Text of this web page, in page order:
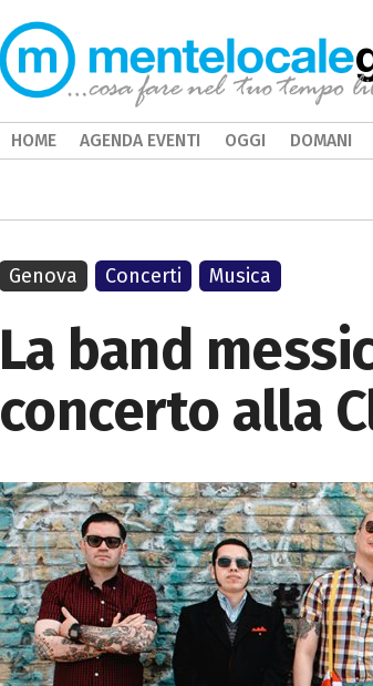
La band
concerto alla
Genova Concerti Musica
HOME AGENDA EVENTI OGGI DOMANI